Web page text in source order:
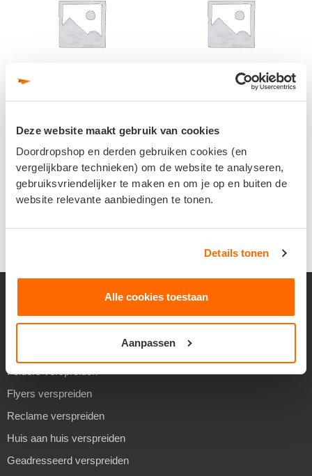
Deze website maakt gebruik van cookies
Doordropshop en derden gebruiken cookies (en
vergelijkbare technieken) om de website te analyseren,
gebruiksvriendelijker te maken en om je op en buiten de
website relevante aanbiedingen te tonen.
Details tonen
Alle cookies toestaan
Aanpassen
Geen categorie
€79,00
In winkelmand
Geen categorie
€0,00
VERSPREIDEN
Folders verspreiden
Flyers verspreiden
Reclame verspreiden
Huis aan huis verspreiden
Geadresseerd verspreiden